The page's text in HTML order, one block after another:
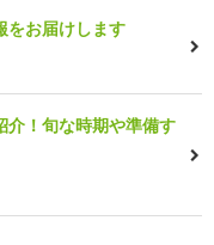
をお届けします
介！旬な時期や準備す